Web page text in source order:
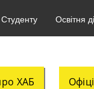
Студенту Освітня
ХАБ